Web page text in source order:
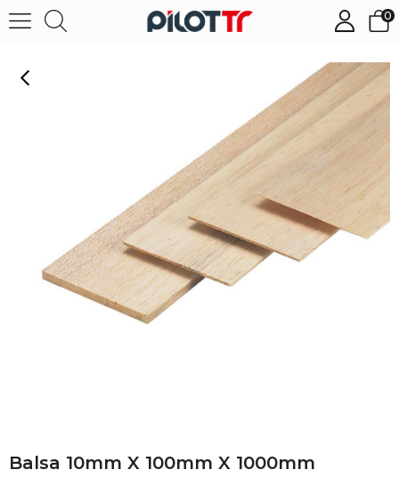
0
Balsa 10mm X 100mm X 1000mm
Balsa 10mm X 100mm X 1000mm